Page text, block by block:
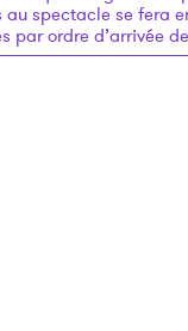
au spectacle se fera
par ordre d’arrivée